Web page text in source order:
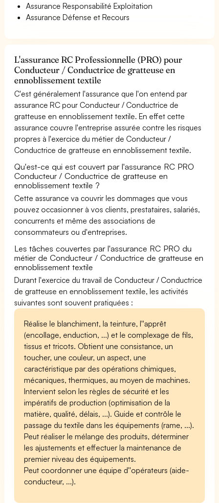
Assurance Responsabilité Exploitation
Assurance Défense et Recours
L'assurance RC Professionnelle (PRO) pour
Conducteur / Conductrice de gratteuse en
ennoblissement textile
C'est généralement l'assurance que l'on entend par
assurance RC pour Conducteur / Conductrice de
gratteuse en ennoblissement textile. En effet cette
assurance couvre l'entreprise assurée contre les risques
propres à l'exercice du métier de Conducteur /
Conductrice de gratteuse en ennoblissement textile.
Qu'est-ce qui est couvert par l'assurance RC PRO
Conducteur / Conductrice de gratteuse en
ennoblissement textile ?
Cette assurance va couvrir les dommages que vous
pouvez occasionner à vos clients, prestataires, salariés,
concurrents et même des associations de
consommateurs ou d'entreprises.
Les tâches couvertes par l'assurance RC PRO du
métier de Conducteur / Conductrice de gratteuse en
ennoblissement textile
Durant l'exercice du travail de Conducteur / Conductrice
de gratteuse en ennoblissement textile, les activités
suivantes sont souvent pratiquées :
Réalise le blanchiment, la teinture, l''apprêt
(encollage, enduction, ...) et le complexage de fils,
tissus et tricots. Obtient une consistance, un
toucher, une couleur, un aspect, une
caractéristique par des opérations chimiques,
mécaniques, thermiques, au moyen de machines.
Intervient selon les règles de sécurité et les
impératifs de production (optimisation de la
matière, qualité, délais, ...). Guide et contrôle le
passage du textile dans les équipements (rame, ...).
Peut réaliser le mélange des produits, déterminer
les ajustements et effectuer la maintenance de
premier niveau des équipements.
Peut coordonner une équipe d''opérateurs (aide-
conducteur, ...).